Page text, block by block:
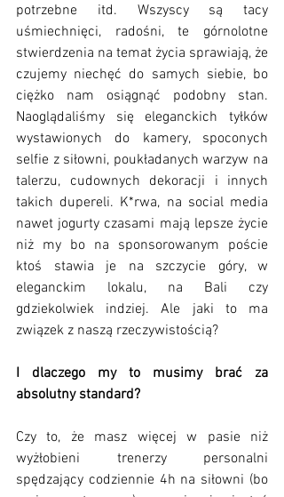
potrzebne itd. Wszyscy są tacy
uśmiechnięci, radośni, te górnolotne
stwierdzenia na temat życia sprawiają, że
czujemy niechęć do samych siebie, bo
ciężko nam osiągnąć podobny stan.
Naoglądaliśmy się eleganckich tyłków
wystawionych do kamery, spoconych
selfie z siłowni, poukładanych warzyw na
talerzu, cudownych dekoracji i innych
takich dupereli. K*rwa, na social media
nawet jogurty czasami mają lepsze życie
niż my bo na sponsorowanym poście
ktoś stawia je na szczycie góry, w
eleganckim lokalu, na Bali czy
gdziekolwiek indziej. Ale jaki to ma
związek z naszą rzeczywistością?
I dlaczego my to musimy brać za
absolutny standard?
Czy to, że masz więcej w pasie niż
wyżłobieni trenerzy personalni
spędzający codziennie 4h na siłowni (bo